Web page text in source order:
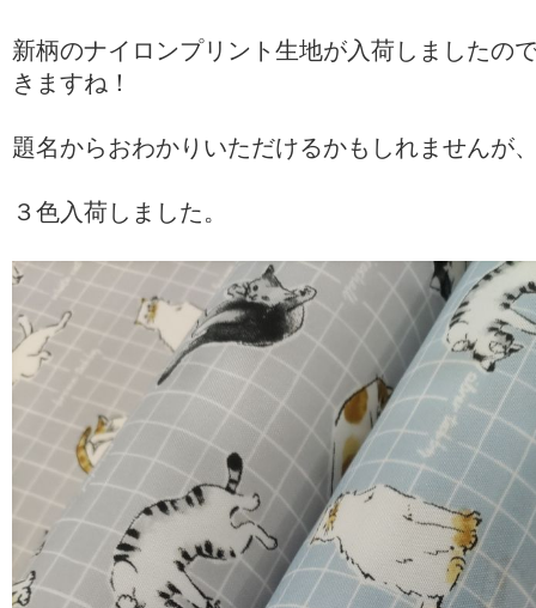
新柄のナイロンプリント生地が入荷しましたの
きますね！
題名からおわかりいただけるかもしれませんが
３色入荷しました。